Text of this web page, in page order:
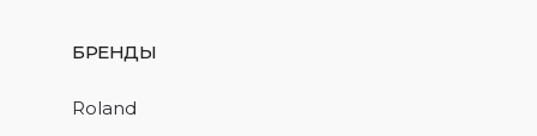
БРЕНДЫ
Roland